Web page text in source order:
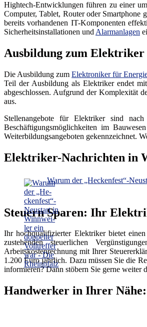
Hightech-Entwicklungen führen zu einer
Computer, Tablet, Router oder Smartphone
bereits vorhandenen IT-Komponenten
Sicherheitsinstallationen und Alarmanlagen
Ausbildung zum
Die Ausbildung zumElektroniker für
Teil der Ausbildung als Elektriker endet
abgeschlossen. Aufgrund der Komplexität
aus.
Stellenangebote für Elektriker sind
Beschäftigungsmöglichkeiten im
Weiterbildungsangeboten gekennzeichnet.
Elektriker-Nachrichten in
Warum der „He­cken­fest“-​
Steuern Sparen: Ihr
Ihr hochqualifizierter Elektriker bietet
zustehenden steuerlichen
Arbeitskostenrechnung mit Ihrer
1.200 Euro jährlich. Dazu müssen Sie die
informieren? Dann stöbern Sie gerne weiter
Handwerker in Ihrer Nähe: